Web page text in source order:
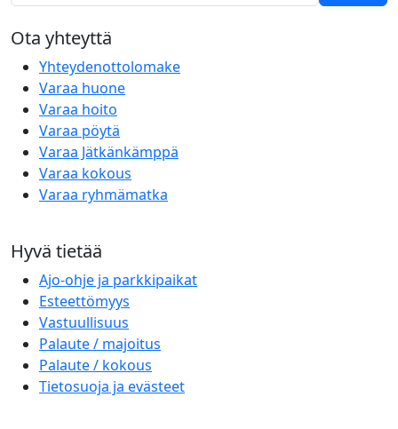
Ota yhteyttä
Yhteydenottolomake
Varaa huone
Varaa hoito
Varaa pöytä
Varaa Jätkänkämppä
Varaa kokous
Varaa ryhmämatka
Hyvä tietää
Ajo-ohje ja parkkipaikat
Esteettömyys
Vastuullisuus
Palaute / majoitus
Palaute / kokous
Tietosuoja ja evästeet